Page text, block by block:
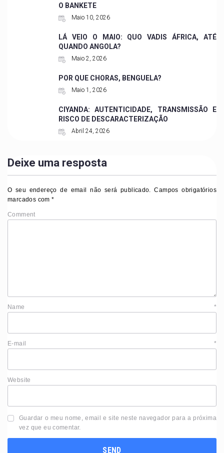
O BANKETE
Maio 10, 2026
LÁ VEIO O MAIO: QUO VADIS ÁFRICA, ATÉ
QUANDO ANGOLA?
Maio 2, 2026
POR QUE CHORAS, BENGUELA?
Maio 1, 2026
CIYANDA: AUTENTICIDADE, TRANSMISSÃO E
RISCO DE DESCARACTERIZAÇÃO
Abril 24, 2026
Deixe uma resposta
O seu endereço de email não será publicado. Campos obrigatórios
marcados com*
Comment
Name *
E-mail *
Website
Guardar o meu nome, email e site neste navegador para a próxima
vez que eu comentar.